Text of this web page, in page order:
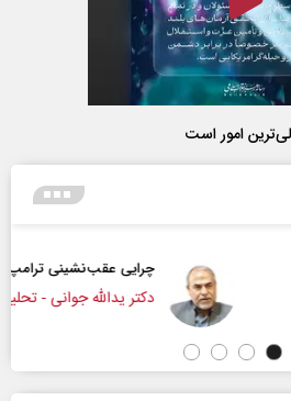
امور است
عقب‌نشینی ترامپ؟
یدالله جوانی - تحلیلگر مسائل سیاسی